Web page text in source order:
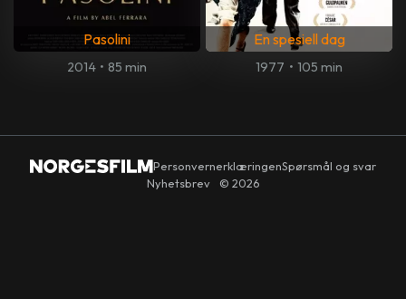
Pasolini
2014 • 85 min
En spesiell dag
1977 • 105 min
PersonvernerklæringenSpørsmål og svar
Nyhetsbrev
© 2026